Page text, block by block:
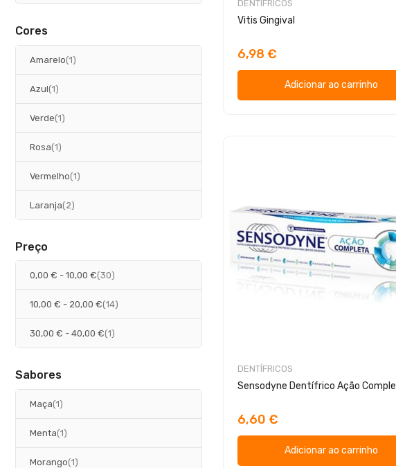
DENTÍFRICOS
Vitis Gingival
6,98 €
Adicionar ao carrinho
DENTÍFRICOS
Sensodyne Dentífrico Ação
6,60 €
Adicionar ao carrinho
s
i
o
Cores
Amarelo 1
artigo
Azul 1
artigo
Verde 1
artigo
Rosa 1
artigo
Vermelho 1
artigo
Laranja 2
artigos
Preço
0,00 € - 10,00 € 30
artigos
10,00 € - 20,00 € 14
artigos
30,00 € - 40,00 € 1
artigo
Sabores
Maça 1
artigo
Menta 1
artigo
Morango 1
artigo